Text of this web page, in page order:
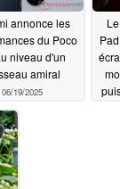
annonce les
du Poco
niveau d'un
amiral
06/19/2025